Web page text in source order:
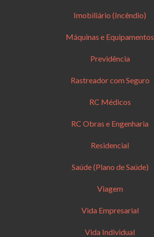
Imobiliário (Incêndio)
Máquinas e Equipamentos
Previdência
Rastreador com Seguro
RC Médicos
RC Obras e Engenharia
Residencial
Saúde (Plano de Saúde)
Viagem
Vida Empresarial
Vida Individual